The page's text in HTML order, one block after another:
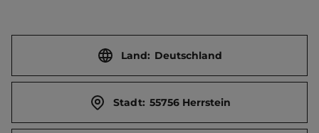
Land: Deutschland
Stadt: 55756 Herrstein